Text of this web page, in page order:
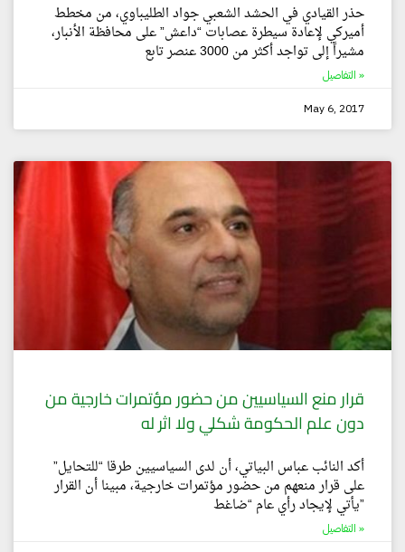
حذر القيادي في الحشد الشعبي جواد الطليباوي، من مخطط
أميركي لإعادة سيطرة عصابات “داعش” على محافظة الأنبار،
مشيراً إلى تواجد أكثر من 3000 عنصر تابع
التفاصيل »
May 6, 2017
قرار منع السياسيين من حضور مؤتمرات خارجية من
دون علم الحكومة شكلي ولا اثر له
على قرار منعهم من حضور مؤتمرات خارجية، مبينا أن القرار
يأتي لإيجاد رأي عام “ضاغط”
التفاصيل »